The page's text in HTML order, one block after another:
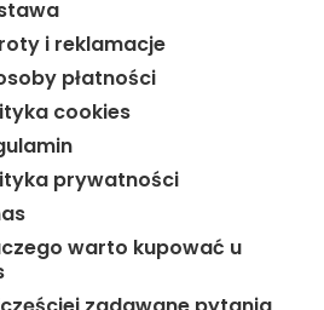
i reklamacje
płatności
cookies
prywatności
warto kupować u